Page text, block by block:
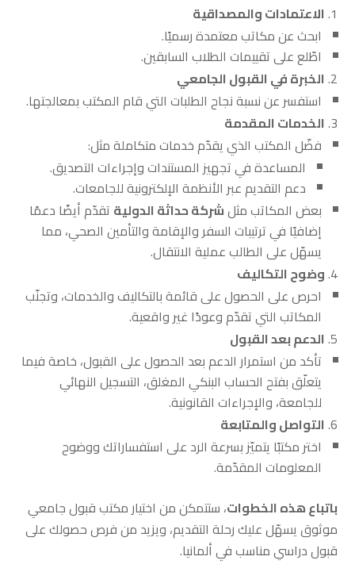
الاعتمادات والمصداقية
ابحث عن مكاتب معتمدة رسميًا.
اطّلع على تقييمات الطلاب السابقين.
الخبرة في القبول الجامعي
استفسر عن نسبة نجاح الطلبات التي قام المكتب بمعالجتها.
الخدمات المقدمة
فضّل المكتب الذي يقدّم خدمات متكاملة مثل:
المساعدة في تجهيز المستندات وإجراءات التصديق.
دعم التقديم عبر الأنظمة الإلكترونية للجامعات.
بعض المكاتب مثلشركة حداثة الدولية تقدّم أيضًا دعمًا
إضافيًا في ترتيبات السفر والإقامة والتأمين الصحي، مما
يسهّل على الطالب عملية الانتقال.
وضوح التكاليف
احرص على الحصول على قائمة بالتكاليف والخدمات، وتجنّب
المكاتب التي تقدّم وعودًا غير واقعية.
الدعم بعد القبول
تأكد من استمرار الدعم بعد الحصول على القبول، خاصة فيما
يتعلّق بفتح الحساب البنكي المغلق، التسجيل النهائي
للجامعة، والإجراءات القانونية.
التواصل والمتابعة
اختر مكتبًا يتميّز بسرعة الرد على استفساراتك ووضوح
المعلومات المقدّمة.
باتباع هذه الخطوات، ستتمكن من اختيار مكتب قبول جامعي
موثوق يسهّل عليك رحلة التقديم، ويزيد من فرص حصولك على
قبول دراسي مناسب في ألمانيا.